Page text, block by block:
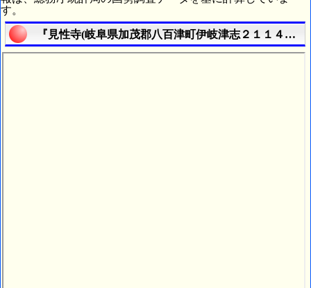
す。
『見性寺(岐阜県加茂郡八百津町伊岐津志２１１４番